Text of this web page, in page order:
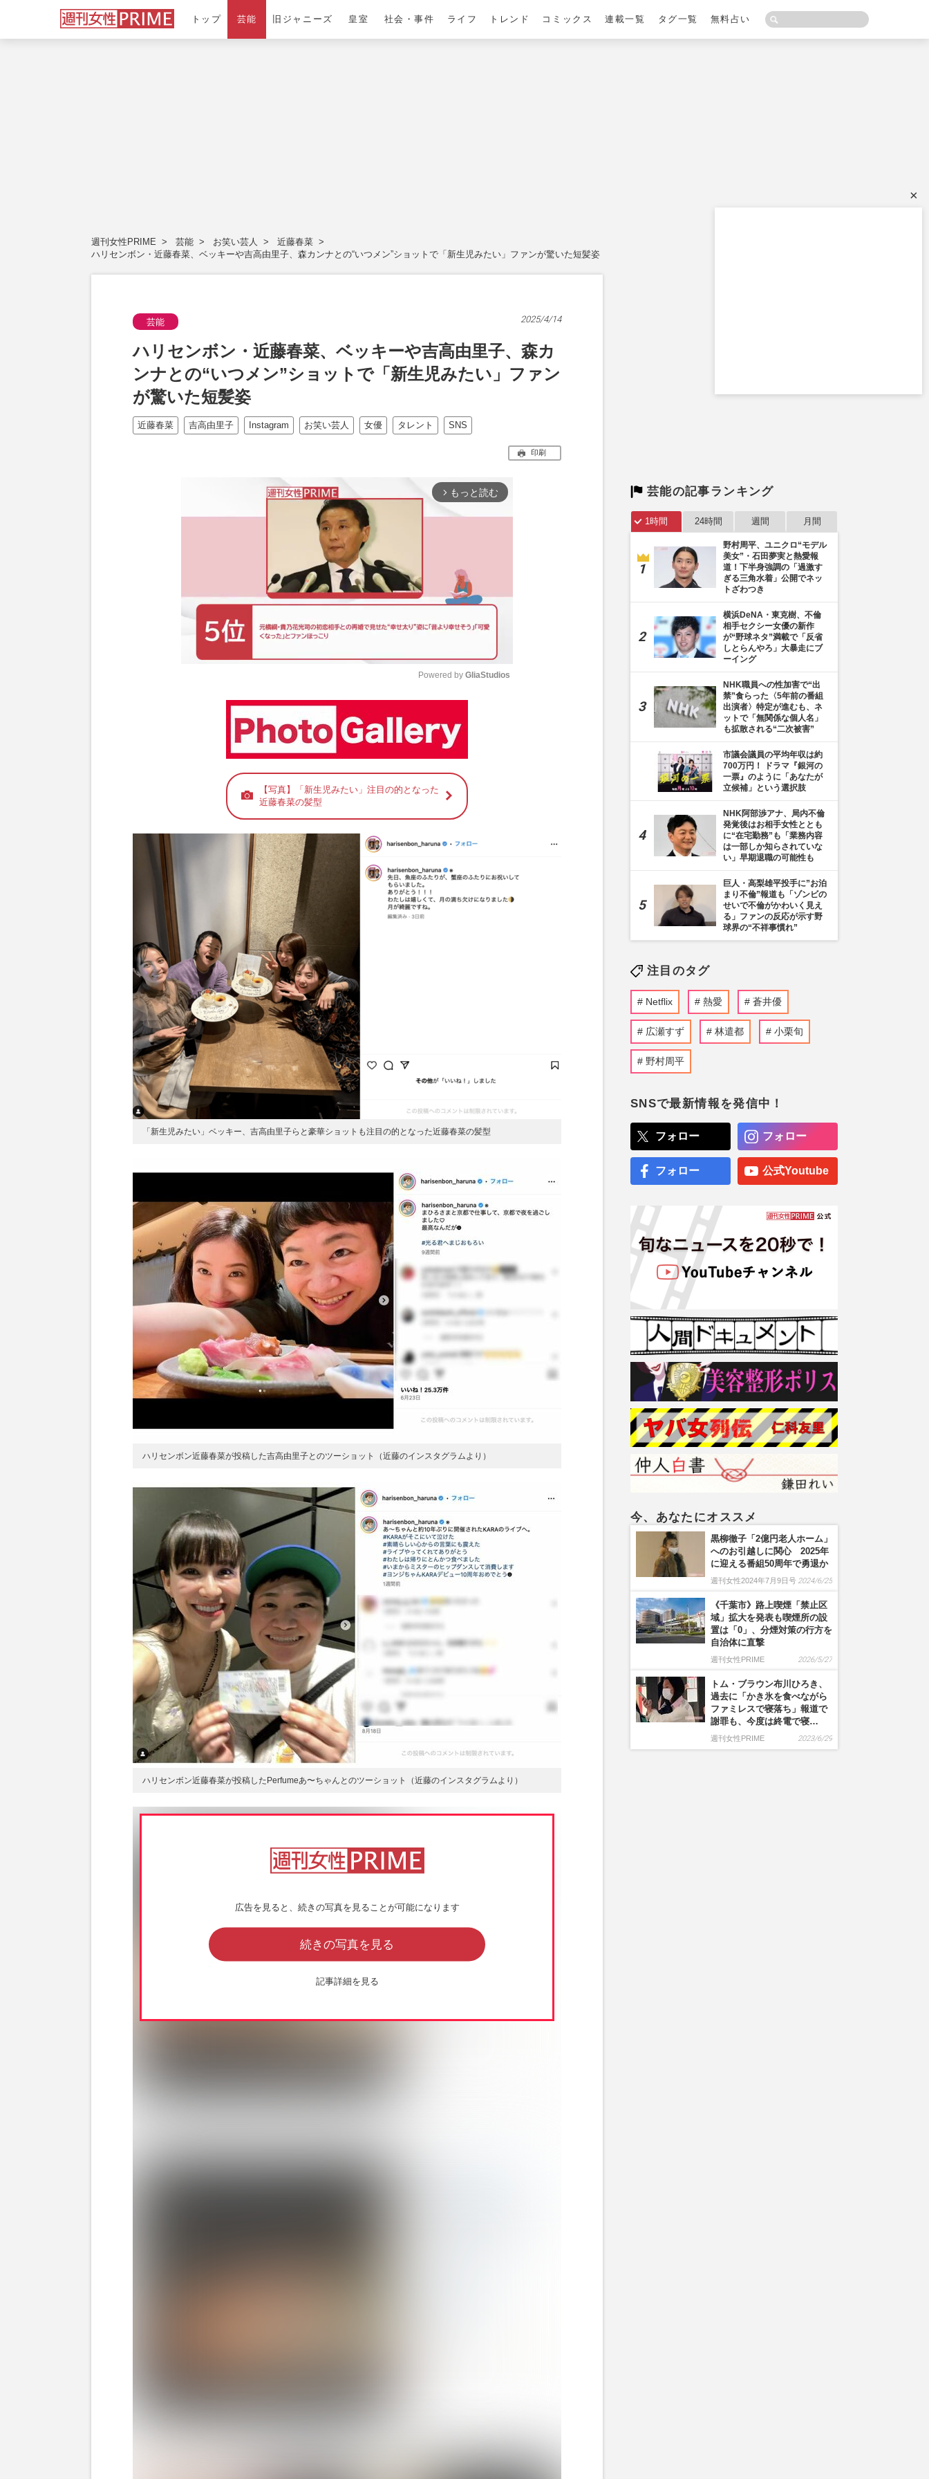
トップ 芸能 旧ジャニーズ 皇室 社会・事件 ライフ トレンド コミックス 連載一覧 タグ一覧 無料占い
週刊女性PRIME 芸能 お笑い芸人
近藤春菜
ハリセンボン・近藤春菜、ベッキーや吉高由里子、森カンナとの“いつメン”ショットで「新生児みたい」ファンが驚いた短髪姿
芸能 2025/4/14
ハリセンボン・近藤春菜、ベッキーや吉高由里子、森カ
ンナとの“いつメン”ショットで「新生児みたい」ファン
が驚いた短髪姿
近藤春菜 吉高由里子 Instagram お笑い芸人 女優 タレント SNS
印刷
arrow_forward_ios もっと読む
u
e
Powered by GliaStudios
【写真】「新生児みたい」注目の的となった
近藤春菜の髪型
「新生児みたい」ベッキー、吉高由里子らと豪華ショットも注目の的となった近藤春菜の髪型
ハリセンボン近藤春菜が投稿した吉高由里子とのツーショット（近藤のインスタグラムより）
ハリセンボン近藤春菜が投稿したPerfumeあ〜ちゃんとのツーショット（近藤のインスタグラムより）
広告を見ると、続きの写真を見ることが可能になります
続きの写真を見る
記事詳細を見る
芸能の記事ランキング
1時間 24時間 週間 月間
野村周平、ユニクロ“モデル
美女”・石田夢実と熱愛報
道！下半身強調の「過激す
ぎる三角水着」公開でネッ
トざわつき
横浜DeNA・東克樹、不倫
相手セクシー女優の新作
が“野球ネタ”満載で「反省
しとらんやろ」大暴走にブ
ーイング
NHK職員への性加害で“出
禁”食らった〈5年前の番組
出演者〉特定が進むも、ネ
ットで「無関係な個人名」
も拡散される“二次被害”
市議会議員の平均年収は約
700万円！ ドラマ『銀河の
一票』のように「あなたが
立候補」という選択肢
NHK阿部渉アナ、局内不倫
発覚後はお相手女性ととも
に“在宅勤務”も「業務内容
は一部しか知らされていな
い」早期退職の可能性も
巨人・高梨雄平投手に”お泊
まり不倫”報道も「ゾンビの
せいで不倫がかわいく見え
る」ファンの反応が示す野
球界の“不祥事慣れ”
注目のタグ
Netflix 熱愛 蒼井優
広瀬すず 林遣都 小栗旬
野村周平
SNSで最新情報を発信中！
フォロー フォロー
フォロー 公式Youtube
今、あなたにオススメ
黒柳徹子「2億円老人ホーム」
へのお引越しに関心 2025年
に迎える番組50周年で勇退か
週刊女性2024年7月9日号 2024/6/25
《千葉市》路上喫煙「禁止区
域」拡大を発表も喫煙所の設
置は「0」、分煙対策の行方を
自治体に直撃
週刊女性PRIME 2026/5/27
トム・ブラウン布川ひろき、
過去に「かき氷を食べながら
ファミレスで寝落ち」報道で
謝罪も、今度は終電で寝…
週刊女性PRIME 2023/6/29
×